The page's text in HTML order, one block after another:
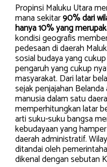
Propinsi Maluku Utara
mana sekitar90% dari
hanya 10% yang
kondisi geografis
pedesaan di daerah
sosial budaya yang
pengaruh yang cukup
masyarakat. Dari latar
sejak penjajahan
manusia dalam satu
memperhitungkan latar
arti suku-suku bangsa
kebudayaan yang
daerah administratif.
ditandai oleh
dikenal dengan sebutan